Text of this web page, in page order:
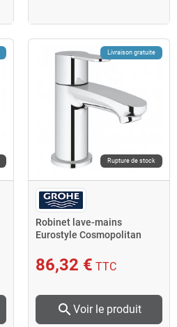
Livraison gratuite
Rupture de stock
Robinet lave-mains
Eurostyle Cosmopolitan
86,32 € TTC
search Voir le produit